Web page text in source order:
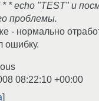
* * echo "TEST" и
проблемы.
- нормально
ошибку.
08:22:10 +00:00